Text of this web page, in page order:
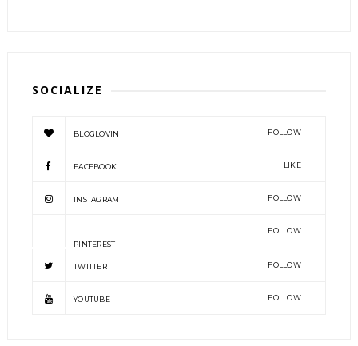
SOCIALIZE
BLOGLOVIN FOLLOW
FACEBOOK LIKE
INSTAGRAM FOLLOW
PINTEREST
FOLLOW
TWITTER FOLLOW
YOUTUBE FOLLOW